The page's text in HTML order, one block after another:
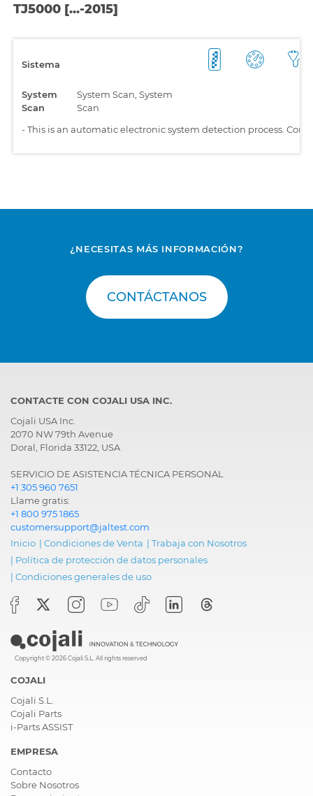
TJ5000 [...-2015]
Sistema
System
Scan
System Scan, System
Scan
-This is an automatic electronic system detection process.
¿NECESITAS MÁS INFORMACIÓN?
CONTÁCTANOS
CONTACTE CON COJALI USA INC.
Cojali USA Inc.
2070 NW 79th Avenue
Doral, Florida 33122, USA
SERVICIO DE ASISTENCIA TÉCNICA PERSONAL
+1 305 960 7651
Llame gratis:
+1 800 975 1865
customersupport@jaltest.com
Inicio | Condiciones de Venta | Trabaja con Nosotros
| Política de protección de datos personales
| Condiciones generales de uso
Copyright © 2026 Cojali S.L. All rights reserved
COJALI
Cojali S.L.
Cojali Parts
i-Parts ASSIST
EMPRESA
Contacto
Sobre Nosotros